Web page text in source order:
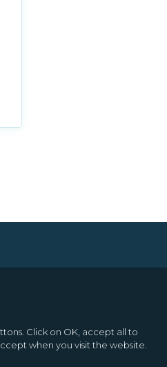
Ok
Click on OK, accept all to
when you visit the website.